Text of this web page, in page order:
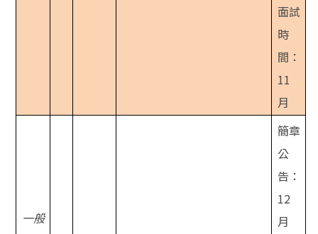
面試
時
間：
11
月
一般
簡章
公
告：
12
月